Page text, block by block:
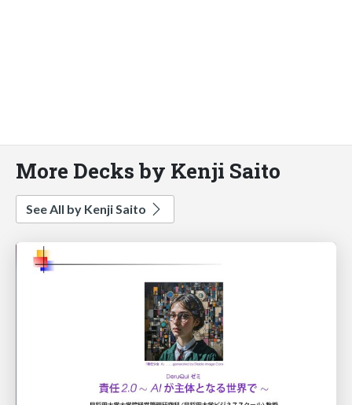
More Decks by Kenji Saito
See All by Kenji Saito